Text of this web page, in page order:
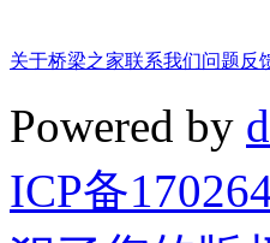
关于桥梁之家联系我们问题反
Powered by
ICP备